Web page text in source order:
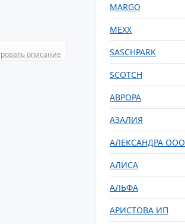
описание
MARGO
MEXX
SASCHPARK
SCOTCH
АВРОРА
АЗАЛИЯ
АЛЕКСАНДРА ООО
АЛИСА
АЛЬФА
АРИСТОВА ИП